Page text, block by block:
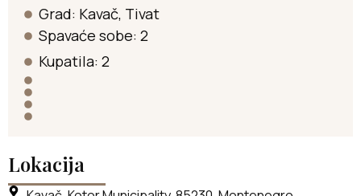
Grad: Kavač, Tivat
Spavaće sobe: 2
Kupatila: 2
Lokacija